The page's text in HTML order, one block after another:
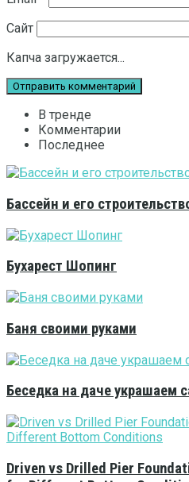
Сайт
Капча загружается...
В тренде
Комментарии
Последнее
Бассейн и его
Бухарест Шопинг
Баня своими руками
Беседка на даче украшаем
Driven vs Drilled Pier